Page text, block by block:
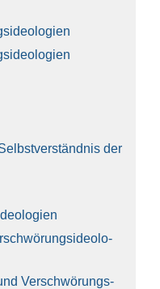
der
Ver­schwö­rungs­